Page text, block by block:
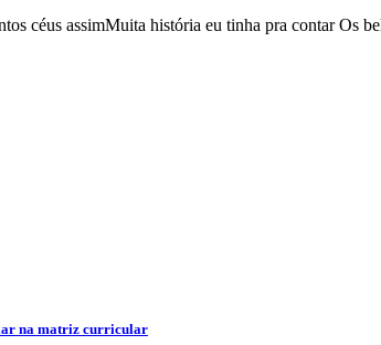
céus assimMuita história eu tinha pra contar Os
na matriz curricular